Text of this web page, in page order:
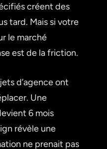
créent des
tard. Mais si votre
le marché
est de la friction.
d’agence ont
Une
6 mois
révèle une
ne prenait pas